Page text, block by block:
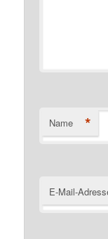
Name *
E-Mail-